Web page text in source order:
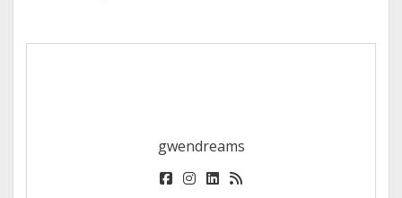
gwendreams
facebook
instagram
linkedin
rss